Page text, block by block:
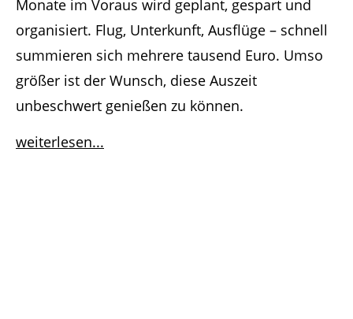
Monate im Voraus wird geplant, gespart und
organisiert. Flug, Unterkunft, Ausflüge – schnell
summieren sich mehrere tausend Euro. Umso
größer ist der Wunsch, diese Auszeit
unbeschwert genießen zu können.
weiterlesen...